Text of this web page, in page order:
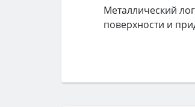
Металлический
поверхности и